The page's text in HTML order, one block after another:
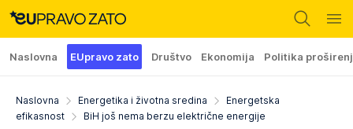
Naslovna EUpravo zato Društvo Ekonomija Politika
Naslovna Energetika i životna sredina
Energetska
efikasnost
BiH još nema berzu električne energije